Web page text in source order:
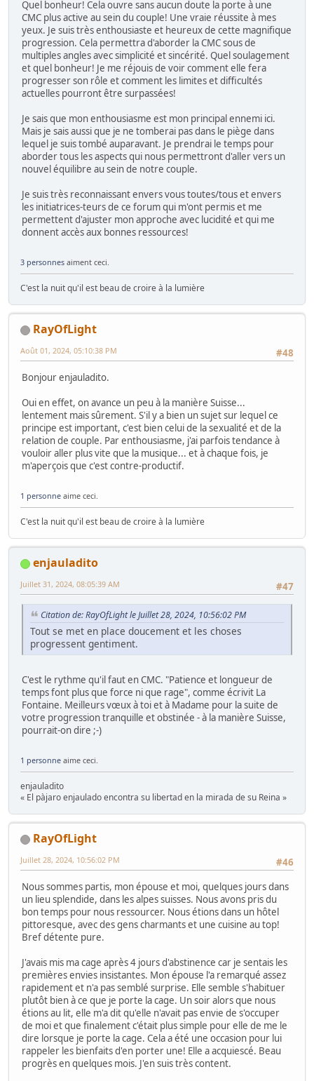
Quel bonheur! Cela ouvre sans aucun doute la porte à une
CMC plus active au sein du couple! Une vraie réussite à mes
yeux. Je suis très enthousiaste et heureux de cette magnifique
progression. Cela permettra d'aborder la CMC sous de
multiples angles avec simplicité et sincérité. Quel soulagement
et quel bonheur! Je me réjouis de voir comment elle fera
progresser son rôle et comment les limites et difficultés
actuelles pourront être surpassées!
Je sais que mon enthousiasme est mon principal ennemi ici.
Mais je sais aussi que je ne tomberai pas dans le piège dans
lequel je suis tombé auparavant. Je prendrai le temps pour
aborder tous les aspects qui nous permettront d'aller vers un
nouvel équilibre au sein de notre couple.
Je suis très reconnaissant envers vous toutes/tous et envers
les initiatrices-teurs de ce forum qui m'ont permis et me
permettent d'ajuster mon approche avec lucidité et qui me
donnent accès aux bonnes ressources!
3 personnes aiment ceci.
C'est la nuit qu'il est beau de croire à la lumière
RayOfLight
#48
Août 01, 2024, 05:10:38 PM
Bonjour enjauladito.
Oui en effet, on avance un peu à la manière Suisse...
lentement mais sûrement. S'il y a bien un sujet sur lequel ce
principe est important, c'est bien celui de la sexualité et de la
relation de couple. Par enthousiasme, j'ai parfois tendance à
vouloir aller plus vite que la musique... et à chaque fois, je
m'aperçois que c'est contre-productif.
1 personne aime ceci.
C'est la nuit qu'il est beau de croire à la lumière
enjauladito
#47
Juillet 31, 2024, 08:05:39 AM
Citation de: RayOfLight le Juillet 28, 2024, 10:56:02 PM
Tout se met en place doucement et les choses
progressent gentiment.
C'est le rythme qu'il faut en CMC. "Patience et longueur de
temps font plus que force ni que rage", comme écrivit La
Fontaine. Meilleurs vœux à toi et à Madame pour la suite de
votre progression tranquille et obstinée - à la manière Suisse,
pourrait-on dire ;-)
1 personne aime ceci.
enjauladito
« El pàjaro enjaulado encontra su libertad en la mirada de su Reina »
RayOfLight
#46
Juillet 28, 2024, 10:56:02 PM
Nous sommes partis, mon épouse et moi, quelques jours dans
un lieu splendide, dans les alpes suisses. Nous avons pris du
bon temps pour nous ressourcer. Nous étions dans un hôtel
pittoresque, avec des gens charmants et une cuisine au top!
Bref détente pure.
J'avais mis ma cage après 4 jours d'abstinence car je sentais les
premières envies insistantes. Mon épouse l'a remarqué assez
rapidement et n'a pas semblé surprise. Elle semble s'habituer
plutôt bien à ce que je porte la cage. Un soir alors que nous
étions au lit, elle m'a dit qu'elle n'avait pas envie de s'occuper
de moi et que finalement c'était plus simple pour elle de me le
dire lorsque je porte la cage. Cela a été une occasion pour lui
rappeler les bienfaits d'en porter une! Elle a acquiescé. Beau
progrès en quelques mois. J'en suis très content.